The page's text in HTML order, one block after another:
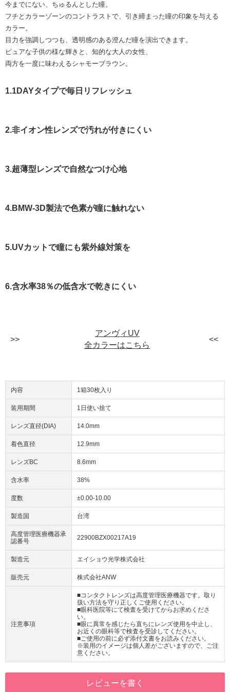
今までにない、ちゅるんとした瞳。
フチとカラーゾーンのコントラストで、引き締まった瞳の印象を与える
カラー。
目力を強調しつつも、透明感のある澄んだ瞳を演出できます。
ピュアな子供の様な輝きと、知的な大人の女性、
両方を一度に味わえるシャモーブラウン。
1.1DAYタイプで毎日リフレッシュ
2.非イオン性レンズで汚れが付きにくい
3.超薄型レンズで自然なつけ心地
4.BMW-3D製法で色素が瞳に触れない
5.UVカットで瞳にも紫外線対策を
6.含水率38％の低含水で乾きにくい
アンヴィUV
全カラーはこちら
内容 1箱30枚入り
装用期間 1日使い捨て
レンズ直径(DIA) 14.0mm
着色直径 12.9mm
レンズBC 8.6mm
含水率 38%
度数 ±0.00-10.00
製造国 台湾
高度管理医療機器承
認番号
22900BZX00217A19
製造元 エイショウ光学株式会社
販売元 株式会社ANW
注意事項
■コンタクトレンズは高度管理医療機器です。取り
扱い方法を守り正しくご使用ください。
■眼科医院等にて検査を受けてからお求めくださ
い。
■眼に異常を感じたら直ちにレンズ使用を中止し、
お近くの眼科等で検査を受診してください。
■ご使用の前に必ず添付文書をお読みください。
※装用のイメージは個人差がございますので、ご注
意ください。
レビューを書く